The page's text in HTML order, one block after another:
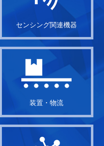
センシング関連機器
装置・物流